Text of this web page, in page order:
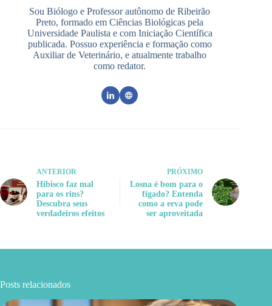
Sou Biólogo e Professor autônomo de Ribeirão
Preto, formado em Ciências Biológicas pela
Universidade Paulista e com Iniciação Científica
publicada. Possuo experiência e formação como
Auxiliar de Veterinário, e atualmente trabalho
como redator.
ANTERIOR
Hibisco faz mal
para os rins?
Descubra seus
verdadeiros efeitos
PRÓXIMO
Losna é bom para o
fígado? Entenda
como a erva pode
ser aproveitada
Posts relacionados